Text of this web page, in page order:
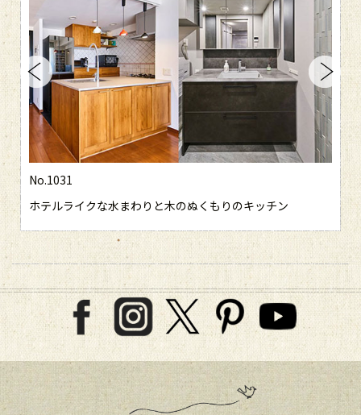
No.1031
ホテルライクな水まわりと木のぬくもりのキッチン